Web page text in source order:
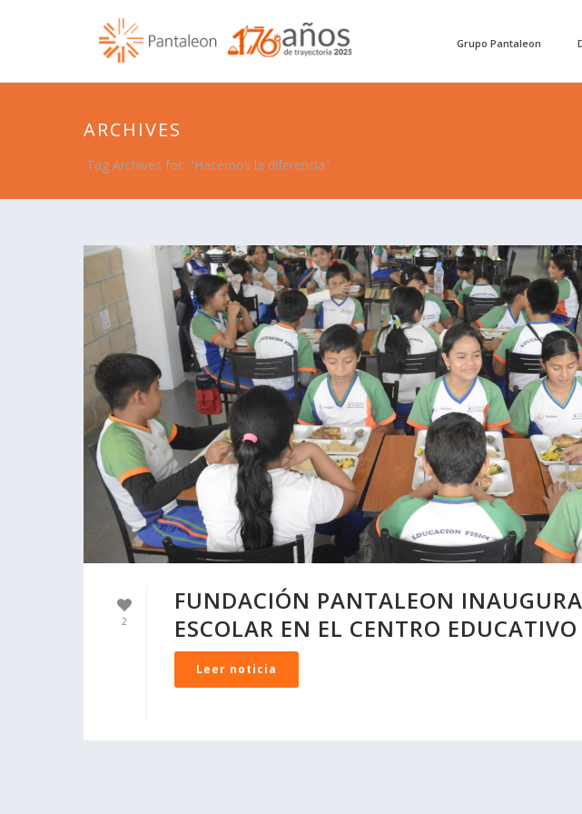
Grupo Pantaleon
ARCHIVES
Tag Archives for: "Hacemos la diferencia"
2
FUNDACIÓN PANTALEON
ESCOLAR EN EL CENTRO
Leer noticia